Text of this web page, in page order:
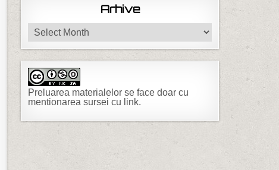
Arhive
Arhive
Preluarea materialelor se face doar cu
mentionarea sursei cu link.